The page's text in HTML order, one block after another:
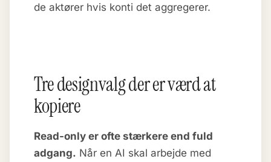
de aktører hvis konti det aggregerer.
Tre designvalg der er værd at
kopiere
Read-only er ofte stærkere end fuld
adgang. Når en AI skal arbejde med